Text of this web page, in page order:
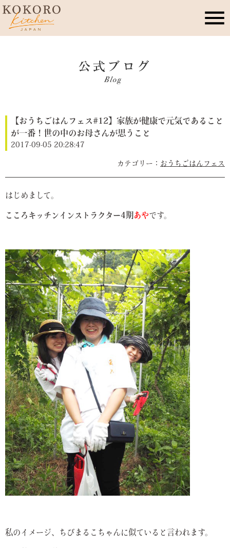
こころキッチンとは
レッスン・イベント
季節のこころレシピ
【おうちごはんフェス#12】家族が健康で元気であること
が一番！世の中のお母さんが思うこと
2017-09-05 20:28:47
おうちごはんフェス
はじめまして。
こころキッチンインストラクター4期 あやです。
私のイメージ、ちびまるこちゃんに似ていると言われます。